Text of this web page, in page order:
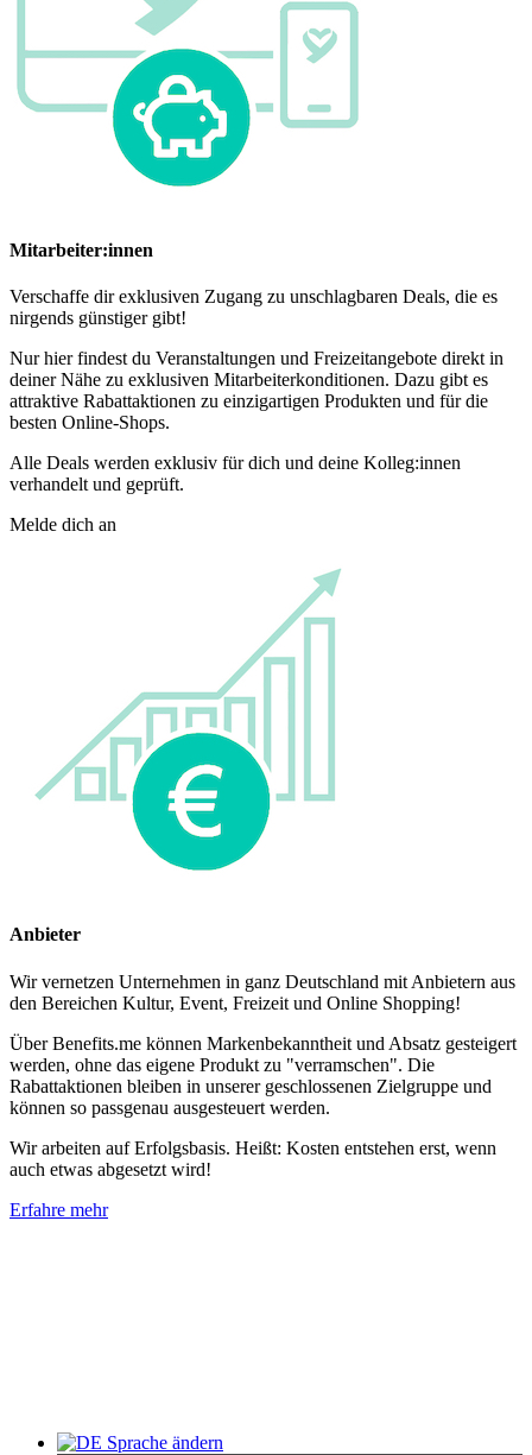
Mitarbeiter:innen
Verschaffe dir exklusiven Zugang zu unschlagbaren Deals, die es
nirgends günstiger gibt!
Nur hier findest du Veranstaltungen und Freizeitangebote direkt in
deiner Nähe zu exklusiven Mitarbeiterkonditionen. Dazu gibt es
attraktive Rabattaktionen zu einzigartigen Produkten und für die
besten Online-Shops.
Alle Deals werden exklusiv für dich und deine Kolleg:innen
verhandelt und geprüft.
Melde dich an
Anbieter
Wir vernetzen Unternehmen in ganz Deutschland mit Anbietern aus
den Bereichen Kultur, Event, Freizeit und Online Shopping!
Über Benefits.me können Markenbekanntheit und Absatz gesteigert
werden, ohne das eigene Produkt zu "verramschen". Die
Rabattaktionen bleiben in unserer geschlossenen Zielgruppe und
können so passgenau ausgesteuert werden.
Wir arbeiten auf Erfolgsbasis. Heißt: Kosten entstehen erst, wenn
auch etwas abgesetzt wird!
Erfahre mehr
Sprache ändern